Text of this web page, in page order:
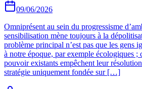
09/06/2026
Omniprésent au sein du progressisme
sensibilisation mène toujours à la
problème principal n’est pas que les gens
à notre époque, par exemple écologiques ;
pouvoir existants empêchent leur
stratégie uniquement fondée sur […]